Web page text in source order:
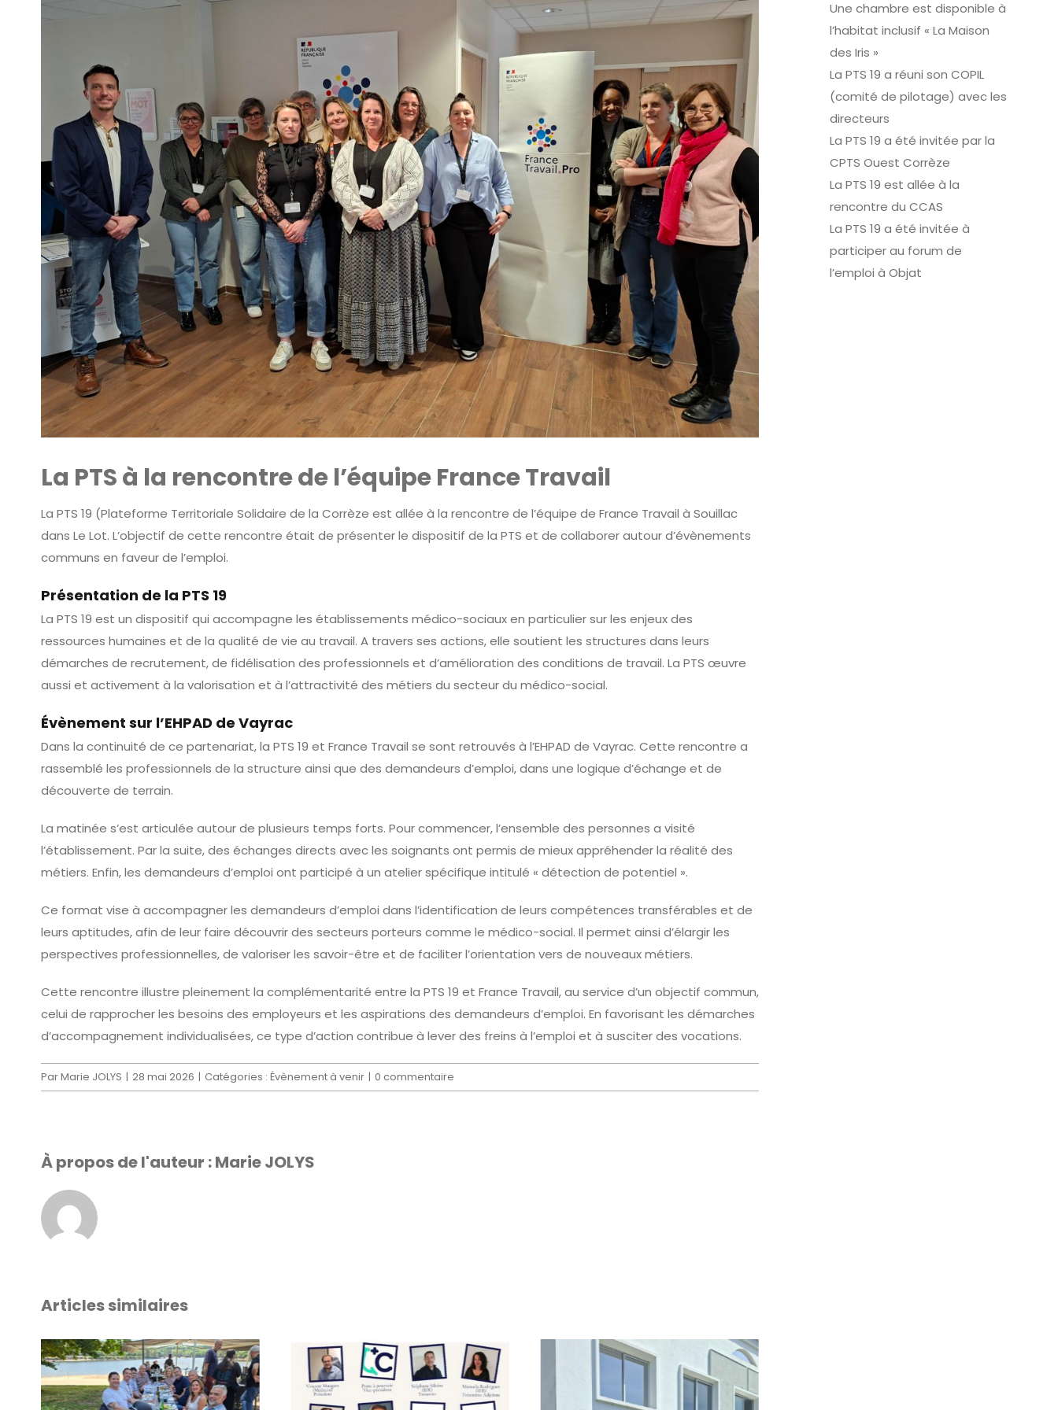
La PTS à la rencontre de l’équipe France Travail
La PTS 19 (Plateforme Territoriale Solidaire de la Corrèze est allée à la rencontre de l’équipe de France Travail à Souillac
dans Le Lot. L’objectif de cette rencontre était de présenter le dispositif de la PTS et de collaborer autour d’évènements
communs en faveur de l’emploi.
Présentation de la PTS 19
La PTS 19 est un dispositif qui accompagne les établissements médico-sociaux en particulier sur les enjeux des
ressources humaines et de la qualité de vie au travail. A travers ses actions, elle soutient les structures dans leurs
démarches de recrutement, de fidélisation des professionnels et d’amélioration des conditions de travail. La PTS œuvre
aussi et activement à la valorisation et à l’attractivité des métiers du secteur du médico-social.
Évènement sur l’EHPAD de Vayrac
Dans la continuité de ce partenariat, la PTS 19 et France Travail se sont retrouvés à l’EHPAD de Vayrac. Cette rencontre a
rassemblé les professionnels de la structure ainsi que des demandeurs d’emploi, dans une logique d’échange et de
découverte de terrain.
La matinée s’est articulée autour de plusieurs temps forts. Pour commencer, l’ensemble des personnes a visité
l’établissement. Par la suite, des échanges directs avec les soignants ont permis de mieux appréhender la réalité des
métiers. Enfin, les demandeurs d’emploi ont participé à un atelier spécifique intitulé « détection de potentiel ».
Ce format vise à accompagner les demandeurs d’emploi dans l’identification de leurs compétences transférables et de
leurs aptitudes, afin de leur faire découvrir des secteurs porteurs comme le médico-social. Il permet ainsi d’élargir les
perspectives professionnelles, de valoriser les savoir-être et de faciliter l’orientation vers de nouveaux métiers.
Cette rencontre illustre pleinement la complémentarité entre la PTS 19 et France Travail, au service d’un objectif commun,
celui de rapprocher les besoins des employeurs et les aspirations des demandeurs d’emploi. En favorisant les démarches
d’accompagnement individualisées, ce type d’action contribue à lever des freins à l’emploi et à susciter des vocations.
ParMarie JOLYS | 28 mai 2026 | Catégories : Évènement à venir | 0 commentaire
À propos de l'auteur :Marie JOLYS
Articles similaires
Une chambre est disponible à
l’habitat inclusif « La Maison
des Iris »
La PTS 19 a réuni son COPIL
(comité de pilotage) avec les
directeurs
La PTS 19 a été invitée par la
CPTS Ouest Corrèze
La PTS 19 est allée à la
rencontre du CCAS
La PTS 19 a été invitée à
participer au forum de
l’emploi à Objat